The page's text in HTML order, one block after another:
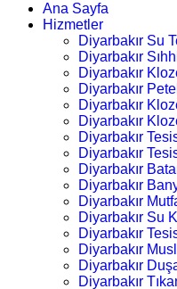
Ana Sayfa
Hizmetler
Diyarbakır Su
Diyarbakır
Diyarbakır
Diyarbakır
Diyarbakır
Diyarbakır
Diyarbakır
Diyarbakır
Diyarbakır
Diyarbakır
Diyarbakır
Diyarbakır Su
Diyarbakır
Diyarbakır
Diyarbakır
Diyarbakır